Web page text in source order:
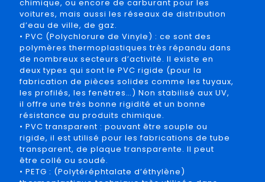
chimique, ou encore de carburant pour les
voitures, mais aussi les réseaux de distribution
d’eau de ville, de gaz.
• PVC (Polychlorure de Vinyle) : ce sont des
polymères thermoplastiques très répandu dans
de nombreux secteurs d’activité. Il existe en
deux types qui sont le PVC rigide (pour la
fabrication de pièces solides comme les tuyaux,
les profilés, les fenêtres…) Non stabilisé aux UV,
il offre une très bonne rigidité et un bonne
résistance au produits chimique.
• PVC transparent : pouvant être souple ou
rigide, il est utilisé pour les fabrications de tube
transparent, de plaque transparente. Il peut
être collé ou soudé.
• PETG : (Polytéréphtalate d’éthylène)